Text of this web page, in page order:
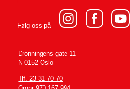
Følg oss på
Dronningens gate 11
N-0152 Oslo
Tlf. 23 31 70 70
Orgnr 970 167 994